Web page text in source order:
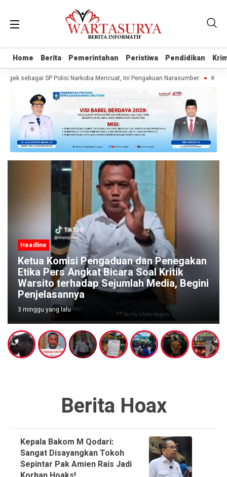
Home Berita Pemerintahan Peristiwa Pendidikan
Home Berita Pemerintahan Peristiwa Pendidikan
sebagai SP Polisi Narkoba Mencuat, Ini Pengakuan Narasumber Klaim
Headline
Ketua Komisi Pengaduan dan Penegakan
Etika Pers Angkat Bicara Soal Kritik
Warsito terhadap Sejumlah Media, Begini
Penjelasannya
3 minggu yang lalu
Berita Hoax
Kepala Bakom M Qodari:
Sangat Disayangkan Tokoh
Sepintar Pak Amien Rais Jadi